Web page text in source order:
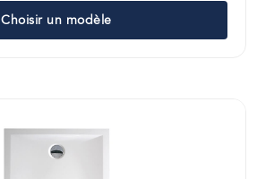
Choisir un modèle